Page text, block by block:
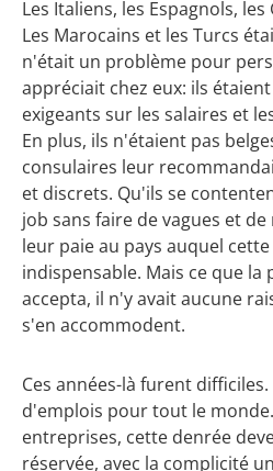
Les Italiens, les Espagnols,
Les Marocains et les Turcs
n'était un problème pour
appréciait chez eux: ils
exigeants sur les salaires et
En plus, ils n'étaient pas
consulaires leur
et discrets. Qu'ils se
job sans faire de vagues et
leur paie au pays auquel
indispensable. Mais ce que
accepta, il n'y avait aucune
s'en accommodent.
Ces années-là furent
d'emplois pour tout le
entreprises, cette denrée
réservée, avec la complicité